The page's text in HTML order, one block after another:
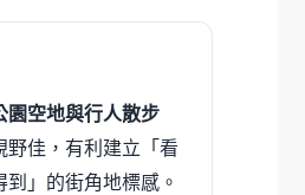
園空地與行人散步
野佳，有利建立「看
到」的街角地標感。